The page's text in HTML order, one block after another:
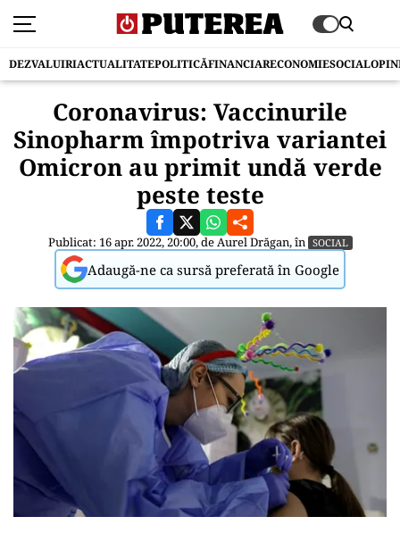
DEZVALUIRIACTUALITATEPOLITICĂFINANCIARECONOMIESOCIAL
Coronavirus: Vaccinurile
Sinopharm împotriva variantei
Omicron au primit undă verde
peste teste
Publicat: 16 apr. 2022, 20:00, deAurel Drăgan, în SOCIAL
Adaugă-ne ca sursă preferată în Google